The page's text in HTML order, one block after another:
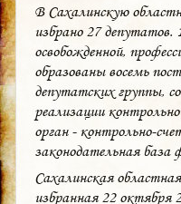
В Сахалинскую
избрано 27
освобожденной,
образованы восемь
депутатских группы,
реализации
орган - контрольно-
законодательная
Сахалинская
избранная 22 октября